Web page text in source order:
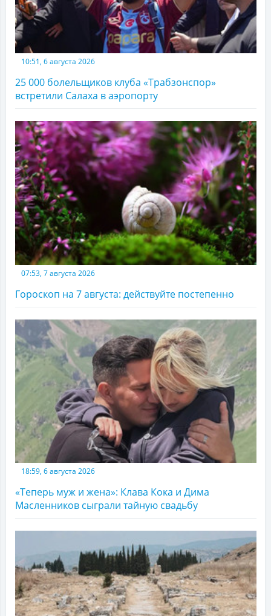
10:51, 6 августа 2026
25 000 болельщиков клуба «Трабзонспор»
встретили Салаха в аэропорту
07:53, 7 августа 2026
Гороскоп на 7 августа: действуйте постепенно
18:59, 6 августа 2026
«Теперь муж и жена»: Клава Кока и Дима
Масленников сыграли тайную свадьбу